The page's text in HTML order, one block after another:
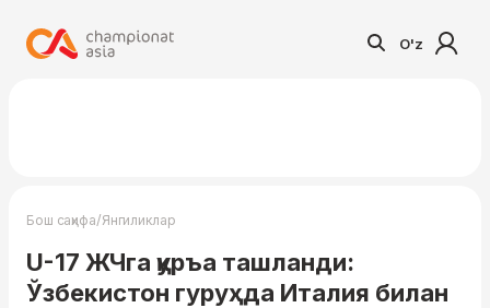
O'z
Бош саҳифа/Янгиликлар
U-17 ЖЧга қуръа ташланди:
Ўзбекистон гуруҳда Италия билан